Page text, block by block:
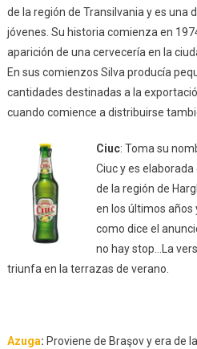
de la región de Transilvania y es una
jóvenes. Su historia comienza en
aparición de una cervecería en la
En sus comienzos Silva producía
cantidades destinadas a la
cuando comience a distribuirse
Ciuc: Toma su
Ciuc y es
de la región de
en los últimos años
como dice el
no hay stop…La
triunfa en la terrazas de verano.
Azuga: Proviene de Braşov y era de